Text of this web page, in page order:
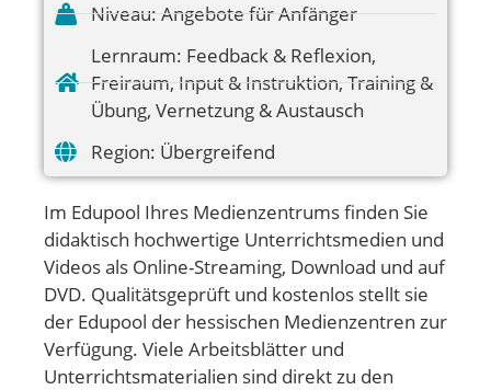
Niveau: Angebote für Anfänger
Lernraum: Feedback & Reflexion,
Freiraum, Input & Instruktion, Training &
Übung, Vernetzung & Austausch
Region: Übergreifend
Im Edupool Ihres Medienzentrums finden Sie
didaktisch hochwertige Unterrichtsmedien und
Videos als Online-Streaming, Download und auf
DVD. Qualitätsgeprüft und kostenlos stellt sie
der Edupool der hessischen Medienzentren zur
Verfügung. Viele Arbeitsblätter und
Unterrichtsmaterialien sind direkt zu den